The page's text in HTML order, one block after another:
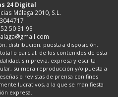
24 Digital
Málaga 2010, S.L.
50 31 93
distribución, puesta a disposición,
o parcial, de los contenidos de esta
sin previa, expresa y escrita
su mera reproducción y/o puesta a
o revistas de prensa con fines
lucrativos, a la que se manifiesta
expresa.